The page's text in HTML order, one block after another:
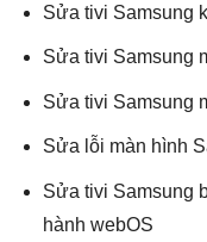
Sửa tivi Samsung
Sửa tivi Samsung
Sửa tivi Samsung
Sửa lỗi màn hình
Sửa tivi Samsung
hành webOS